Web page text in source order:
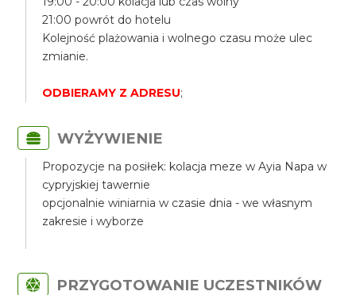
21:00 powrót do hotelu
Kolejność plażowania i wolnego czasu może ulec
zmianie.
ODBIERAMY Z ADRESU;
WYŻYWIENIE
Propozycje na posiłek: kolacja meze w Ayia Napa w
cypryjskiej tawernie
opcjonalnie winiarnia w czasie dnia - we własnym
zakresie i wyborze
PRZYGOTOWANIE UCZESTNIKÓW